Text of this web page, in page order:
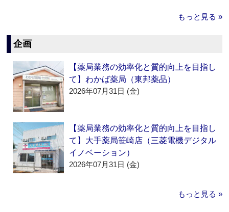
もっと見る »
企画
【薬局業務の効率化と質的向上を目指し
て】わかば薬局（東邦薬品）
2026年07月31日 (金)
【薬局業務の効率化と質的向上を目指し
て】大手薬局笹崎店（三菱電機デジタル
イノベーション）
2026年07月31日 (金)
もっと見る »